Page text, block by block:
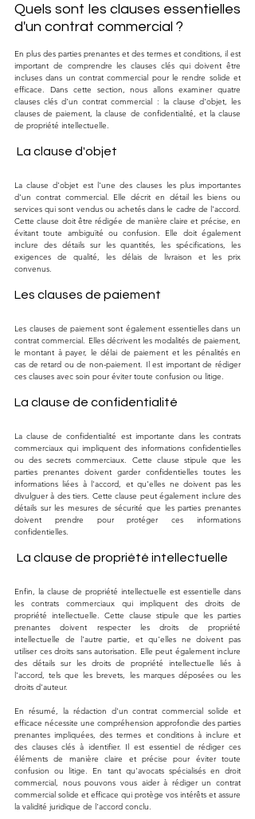
Quels sont les clauses essentielles
d'un contrat commercial ?
En plus des parties prenantes et des termes et conditions, il est
important de comprendre les clauses clés qui doivent être
incluses dans un contrat commercial pour le rendre solide et
efficace. Dans cette section, nous allons examiner quatre
clauses clés d'un contrat commercial : la clause d'objet, les
clauses de paiement, la clause de confidentialité, et la clause
de propriété intellectuelle.
La clause d'objet
La clause d'objet est l'une des clauses les plus importantes
d'un contrat commercial. Elle décrit en détail les biens ou
services qui sont vendus ou achetés dans le cadre de l'accord.
Cette clause doit être rédigée de manière claire et précise, en
évitant toute ambiguïté ou confusion. Elle doit également
inclure des détails sur les quantités, les spécifications, les
exigences de qualité, les délais de livraison et les prix
convenus.
Les clauses de paiement
Les clauses de paiement sont également essentielles dans un
contrat commercial. Elles décrivent les modalités de paiement,
le montant à payer, le délai de paiement et les pénalités en
cas de retard ou de non-paiement. Il est important de rédiger
ces clauses avec soin pour éviter toute confusion ou litige.
La clause de confidentialité
La clause de confidentialité est importante dans les contrats
commerciaux qui impliquent des informations confidentielles
ou des secrets commerciaux. Cette clause stipule que les
parties prenantes doivent garder confidentielles toutes les
informations liées à l'accord, et qu'elles ne doivent pas les
divulguer à des tiers. Cette clause peut également inclure des
détails sur les mesures de sécurité que les parties prenantes
doivent prendre pour protéger ces informations
confidentielles.
La clause de propriété intellectuelle
Enfin, la clause de propriété intellectuelle est essentielle dans
les contrats commerciaux qui impliquent des droits de
propriété intellectuelle. Cette clause stipule que les parties
prenantes doivent respecter les droits de propriété
intellectuelle de l'autre partie, et qu'elles ne doivent pas
utiliser ces droits sans autorisation. Elle peut également inclure
des détails sur les droits de propriété intellectuelle liés à
l'accord, tels que les brevets, les marques déposées ou les
droits d'auteur.
En résumé, la rédaction d'un contrat commercial solide et
efficace nécessite une compréhension approfondie des parties
prenantes impliquées, des termes et conditions à inclure et
des clauses clés à identifier. Il est essentiel de rédiger ces
éléments de manière claire et précise pour éviter toute
confusion ou litige. En tant qu'avocats spécialisés en droit
commercial, nous pouvons vous aider à rédiger un contrat
commercial solide et efficace qui protège vos intérêts et assure
la validité juridique de l'accord conclu.